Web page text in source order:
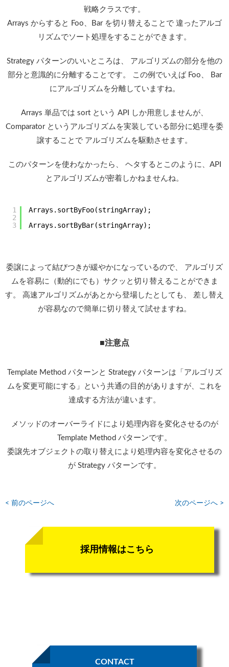
戦略クラスです。
Arrays からすると Foo、Bar を切り替えることで 違ったアルゴ
リズムでソート処理をすることができます。
Strategy パターンのいいところは、 アルゴリズムの部分を他の
部分と意識的に分離することです。 この例でいえば Foo、 Bar
にアルゴリズムを分離していますね。
Arrays 単品では sort という API しか用意しませんが、
Comparator というアルゴリズムを実装している部分に処理を委
譲することで アルゴリズムを駆動させます。
このパターンを使わなかったら、 ヘタするとこのように、API
とアルゴリズムが密着しかねませんね。
1
2
3
Arrays.sortByFoo(stringArray);
Arrays.sortByBar(stringArray);
委譲によって結びつきが緩やかになっているので、 アルゴリズ
ムを容易に（動的にでも）サクッと切り替えることができま
す。 高速アルゴリズムがあとから登場したとしても、 差し替え
が容易なので簡単に切り替えて試せますね。
■注意点
Template Method パターンと Strategy パターンは「アルゴリズ
ムを変更可能にする」という共通の目的がありますが、これを
達成する方法が違います。
メソッドのオーバーライドにより処理内容を変化させるのが
Template Method パターンです。
委譲先オブジェクトの取り替えにより処理内容を変化させるの
が Strategy パターンです。
< 前のページへ 次のページへ >
採用情報はこちら
CONTACT